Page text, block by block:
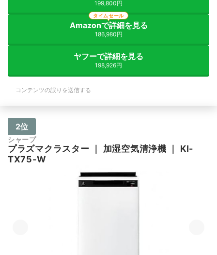
199,800円
Amazonで詳細を見る
186,980円
タイムセール
ヤフーで詳細を見る
198,926円
コンテンツの誤りを送信する
2位
シャープ
プラズマクラスター ｜ 加湿空気清浄機 ｜ KI-
TX75-W